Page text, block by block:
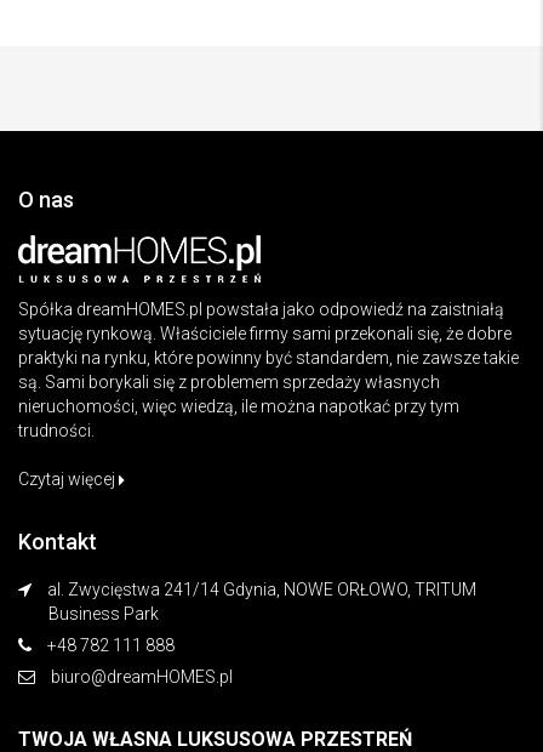
O nas
Spółka dreamHOMES.pl powstała jako odpowiedź na zaistniałą
sytuację rynkową. Właściciele firmy sami przekonali się, że dobre
praktyki na rynku, które powinny być standardem, nie zawsze takie
są. Sami borykali się z problemem sprzedaży własnych
nieruchomości, więc wiedzą, ile można napotkać przy tym
trudności.
Czytaj więcej
Kontakt
al. Zwycięstwa 241/14 Gdynia, NOWE ORŁOWO, TRITUM
Business Park
+48 782 111 888
biuro@dreamHOMES.pl
TWOJA WŁASNA LUKSUSOWA PRZESTREŃ